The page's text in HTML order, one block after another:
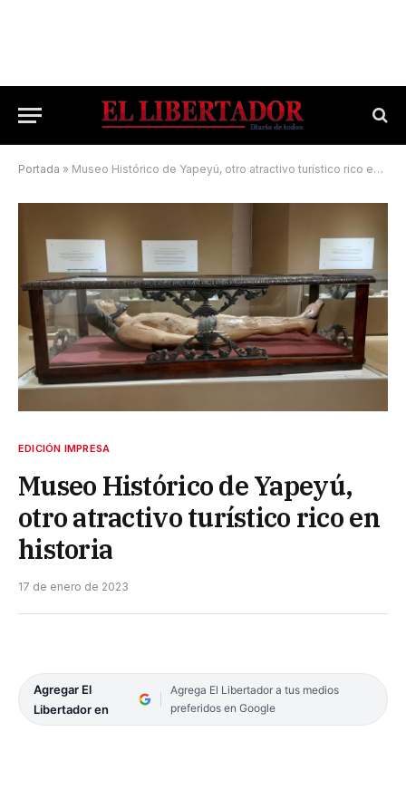
Portada » Museo Histórico de Yapeyú, otro atractivo turístico rico en historia
EDICIÓN IMPRESA
Museo Histórico de Yapeyú,
otro atractivo turístico rico en
historia
17 de enero de 2023
Agregar El
Libertador en
Agrega El Libertador a tus medios
preferidos en Google